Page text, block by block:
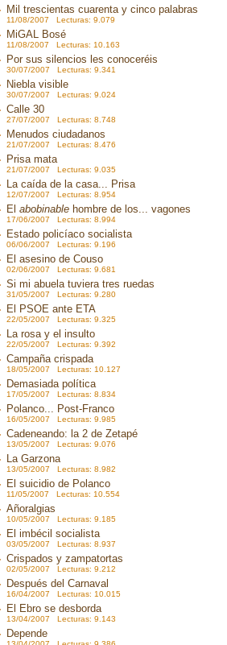
Mil trescientas cuarenta y cinco palabras
11/08/2007 Lecturas: 9.079
MiGAL Bosé
11/08/2007 Lecturas: 10.163
Por sus silencios les conoceréis
30/07/2007 Lecturas: 9.341
Niebla visible
30/07/2007 Lecturas: 9.024
Calle 30
27/07/2007 Lecturas: 8.748
Menudos ciudadanos
21/07/2007 Lecturas: 8.476
Prisa mata
21/07/2007 Lecturas: 9.035
La caída de la casa... Prisa
12/07/2007 Lecturas: 8.954
El abobinable hombre de los... vagones
17/06/2007 Lecturas: 8.994
Estado policíaco socialista
06/06/2007 Lecturas: 9.196
El asesino de Couso
02/06/2007 Lecturas: 9.681
Si mi abuela tuviera tres ruedas
31/05/2007 Lecturas: 9.280
El PSOE ante ETA
22/05/2007 Lecturas: 9.325
La rosa y el insulto
22/05/2007 Lecturas: 9.392
Campaña crispada
18/05/2007 Lecturas: 10.127
Demasiada política
17/05/2007 Lecturas: 8.834
Polanco... Post-Franco
16/05/2007 Lecturas: 9.985
Cadeneando: la 2 de Zetapé
13/05/2007 Lecturas: 9.076
La Garzona
13/05/2007 Lecturas: 8.982
El suicidio de Polanco
11/05/2007 Lecturas: 10.554
Añoralgias
10/05/2007 Lecturas: 9.185
El imbécil socialista
03/05/2007 Lecturas: 8.937
Crispados y zampatortas
02/05/2007 Lecturas: 9.212
Después del Carnaval
16/04/2007 Lecturas: 10.015
El Ebro se desborda
13/04/2007 Lecturas: 9.143
Depende